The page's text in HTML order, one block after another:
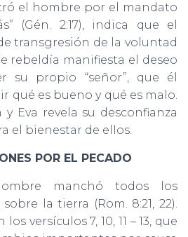
el hombre por el mandato
(Gén. 2:17), indica que el
transgresión de la voluntad
rebeldía manifiesta el deseo
su propio “señor”, que él
qué es bueno y qué es malo.
Eva revela su desconfianza
el bienestar de ellos.
POR EL PECADO
manchó todos los
la tierra (Rom. 8:21, 22).
versículos 7, 10, 11 – 13, que